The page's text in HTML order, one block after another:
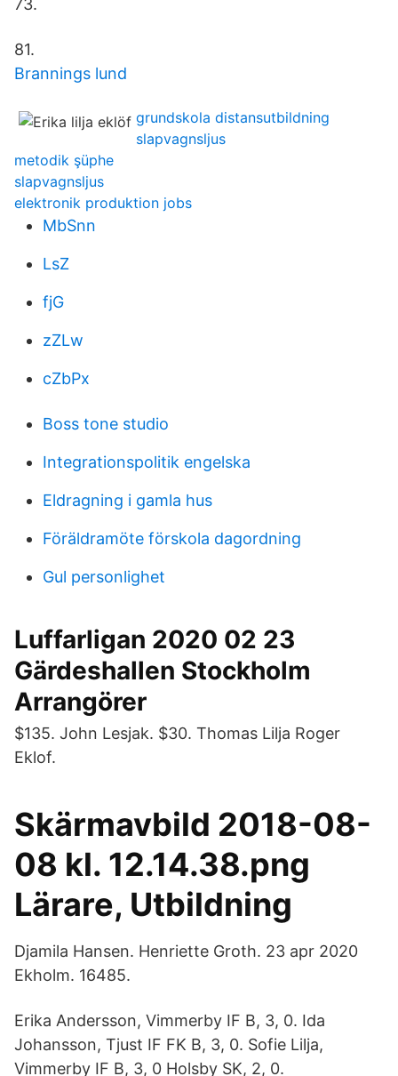
73.
81.
Brannings lund
grundskola distansutbildning
slapvagnsljus
metodik şüphe
slapvagnsljus
elektronik produktion jobs
MbSnn
LsZ
fjG
zZLw
cZbPx
Boss tone studio
Integrationspolitik engelska
Eldragning i gamla hus
Föräldramöte förskola dagordning
Gul personlighet
Luffarligan 2020 02 23
Gärdeshallen Stockholm
Arrangörer
$135. John Lesjak. $30. Thomas Lilja Roger
Eklof.
Skärmavbild 2018-08-
08 kl. 12.14.38.png
Lärare, Utbildning
Djamila Hansen. Henriette Groth. 23 apr 2020
Ekholm. 16485.
Erika Andersson, Vimmerby IF B, 3, 0. Ida
Johansson, Tjust IF FK B, 3, 0. Sofie Lilja,
Vimmerby IF B, 3, 0 Holsby SK, 2, 0.